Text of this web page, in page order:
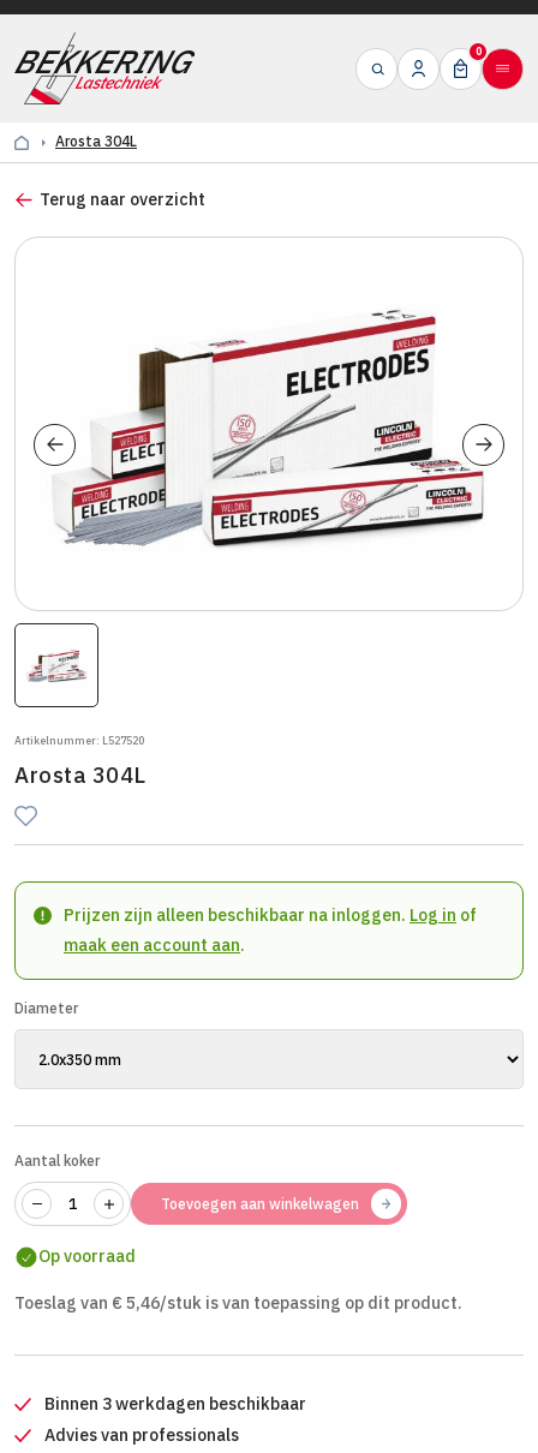
0
Arosta 304L
Terug naar overzicht
Artikelnummer: L527520
Arosta 304L
Prijzen zijn alleen beschikbaar na inloggen. Log in of
maak een account aan.
Diameter
Aantal koker
Toevoegen aan winkelwagen
Op voorraad
Toeslag van € 5,46/stuk is van toepassing op dit product.
Binnen 3 werkdagen beschikbaar
Advies van professionals